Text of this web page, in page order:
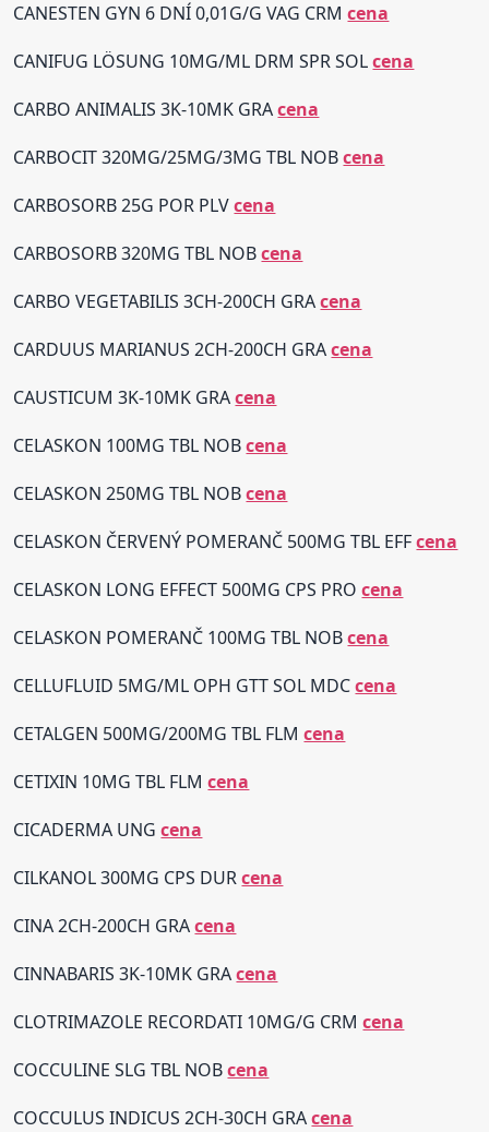
CANESTEN GYN 6 DNÍ 0,01G/G VAG CRMcena
CANIFUG LÖSUNG 10MG/ML DRM SPR SOLcena
CARBO ANIMALIS 3K-10MK GRAcena
CARBOCIT 320MG/25MG/3MG TBL NOBcena
CARBOSORB 25G POR PLVcena
CARBOSORB 320MG TBL NOBcena
CARBO VEGETABILIS 3CH-200CH GRAcena
CARDUUS MARIANUS 2CH-200CH GRAcena
CAUSTICUM 3K-10MK GRAcena
CELASKON 100MG TBL NOBcena
CELASKON 250MG TBL NOBcena
CELASKON ČERVENÝ POMERANČ 500MG TBL EFFcena
CELASKON LONG EFFECT 500MG CPS PROcena
CELASKON POMERANČ 100MG TBL NOBcena
CELLUFLUID 5MG/ML OPH GTT SOL MDCcena
CETALGEN 500MG/200MG TBL FLMcena
CETIXIN 10MG TBL FLMcena
CICADERMA UNGcena
CILKANOL 300MG CPS DURcena
CINA 2CH-200CH GRAcena
CINNABARIS 3K-10MK GRAcena
CLOTRIMAZOLE RECORDATI 10MG/G CRMcena
COCCULINE SLG TBL NOBcena
COCCULUS INDICUS 2CH-30CH GRAcena